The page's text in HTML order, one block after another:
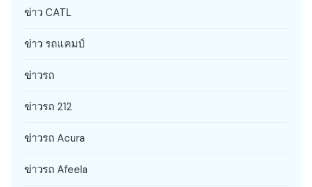
ข่าว CATL
ข่าว รถแคมป์
ข่าวรถ
ข่าวรถ 212
ข่าวรถ Acura
ข่าวรถ Afeela